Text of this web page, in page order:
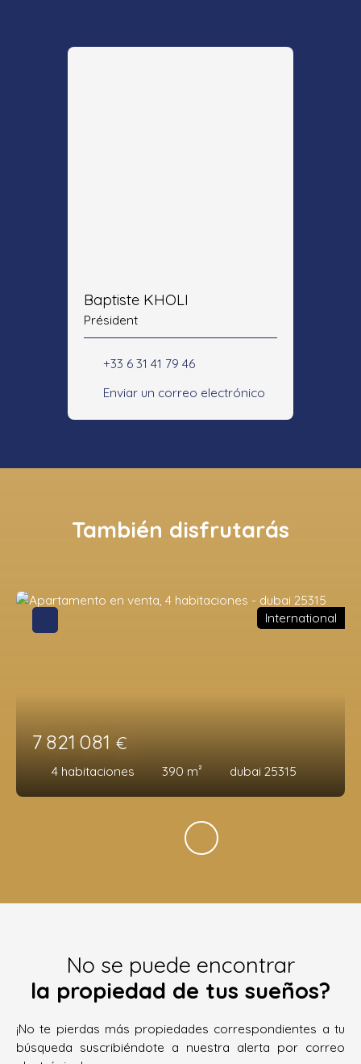
Baptiste KHOLI
Président
+33 6 31 41 79 46
Enviar un correo electrónico
También disfrutarás
7 821 081 €
4 habitaciones 390 m² dubai 25315
International
No se puede encontrar
la propiedad de tus sueños?
¡No te pierdas más propiedades correspondientes a tu
búsqueda suscribiéndote a nuestra alerta por correo